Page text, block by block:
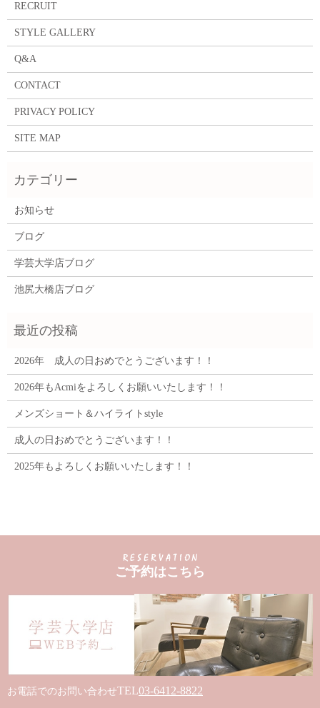
RECRUIT
STYLE GALLERY
Q&A
CONTACT
PRIVACY POLICY
SITE MAP
お知らせ
ブログ
学芸大学店ブログ
池尻大橋店ブログ
2026年 成人の日おめでとうございます！！
2026年もAcmiをよろしくお願いいたします！！
メンズショート＆ハイライトstyle
成人の日おめでとうございます！！
2025年もよろしくお願いいたします！！
ご予約はこちら
お電話でのお問い合わせTEL03-6412-8822